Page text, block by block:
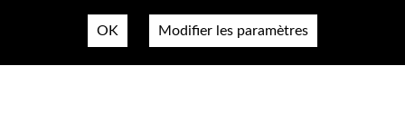
OK Modifier les paramètres